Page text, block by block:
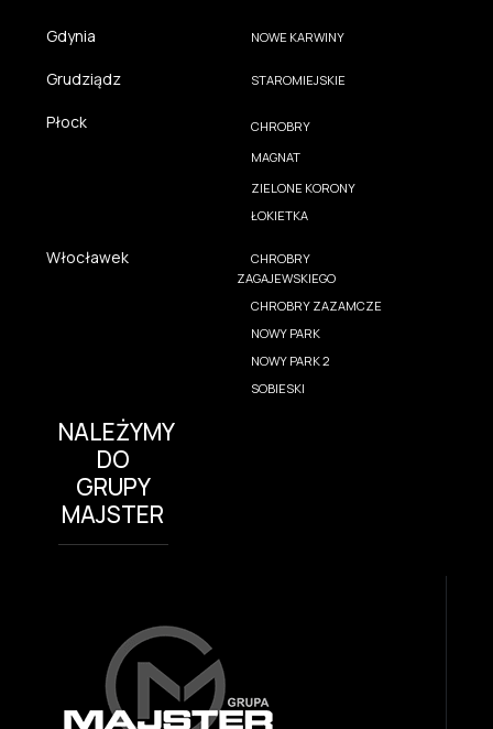
Gdynia NOWE KARWINY
Grudziądz STAROMIEJSKIE
Płock
CHROBRY
MAGNAT
ZIELONE KORONY
ŁOKIETKA
Włocławek
CHROBRY
ZAGAJEWSKIEGO
CHROBRY ZAZAMCZE
NOWY PARK
NOWY PARK 2
SOBIESKI
NALEŻYMY
DO
GRUPY
MAJSTER